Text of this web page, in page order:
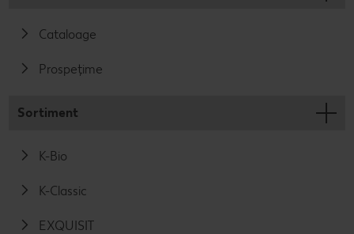
Cataloage
Prospețime
Sortiment
K-Bio
K-Classic
EXQUISIT